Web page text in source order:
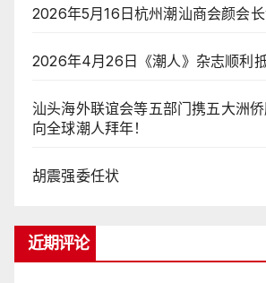
2026年5月16日杭州潮汕商会颜会长
2026年4月26日《潮人》杂志顺利
汕头海外联谊会等五部门携五大洲
向全球潮人拜年！
胡震强委任状
近期评论